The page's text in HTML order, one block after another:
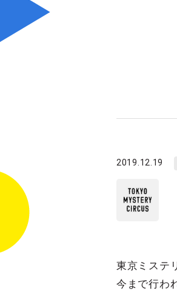
2019.12.19
東京ミステ
今まで行わ